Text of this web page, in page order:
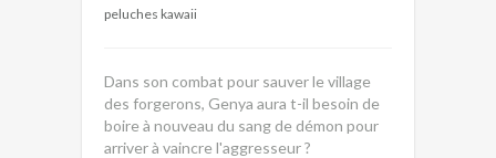
peluches kawaii
Dans son combat pour sauver le village
des forgerons, Genya aura t-il besoin de
boire à nouveau du sang de démon pour
arriver à vaincre l'aggresseur ?